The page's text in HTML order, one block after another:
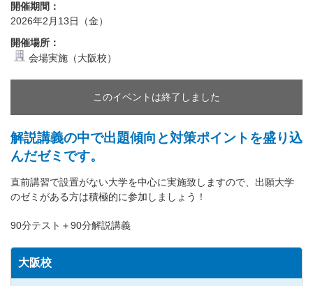
開催期間：
2026年2月13日（金）
開催場所：
会場実施（大阪校）
このイベントは終了しました
解説講義の中で出題傾向と対策ポイントを盛り込
んだゼミです。
直前講習で設置がない大学を中心に実施致しますので、出願大学
のゼミがある方は積極的に参加しましょう！
90分テスト＋90分解説講義
大阪校